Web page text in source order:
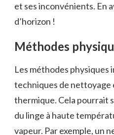
et ses inconvénients. En
d’horizon !
Méthodes
Les méthodes physiques
techniques de
thermique. Cela pourrait
du linge à haute
vapeur. Par exemple, un